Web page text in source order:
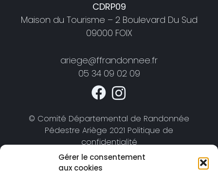
Gérer le consentement
aux cookies
CDRP09
Maison du Tourisme – 2 Boulevard Du Sud
09000 FOIX
ariege@ffrandonnee.fr
05 34 09 02 09
© Comité Départemental de Randonnée
Pédestre Ariège 2021 Politique de
confidentialité